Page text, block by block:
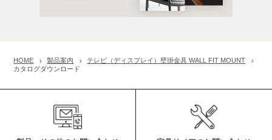
HOME 製品案内
テレビ（ディスプレイ）壁掛金具 WALL FIT MOUNT
カタログダウンロード